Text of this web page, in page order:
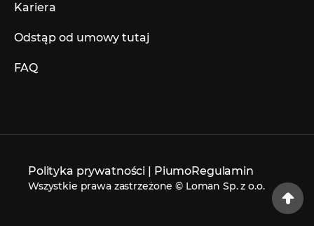
Kariera
Odstąp od umowy tutaj
FAQ
Polityka prywatności | PiumoRegulamin
Wszystkie prawa zastrzeżone © Loman Sp. z o.o.